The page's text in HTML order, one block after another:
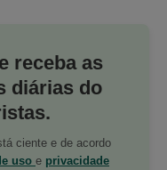
receba as
diárias do
ciente e de acordo
uso e privacidade